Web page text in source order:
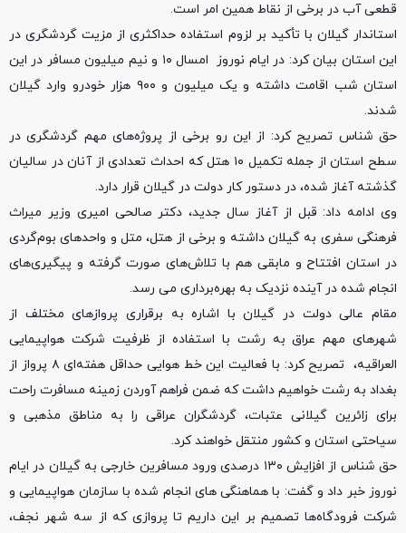
قطعی آب در برخی از نقاط همین امر است.
استاندار گیلان با تأکید بر لزوم استفاده حداکثری از مزیت گردشگری در
این استان بیان کرد: در ایام نوروز امسال ۱۰ و نیم میلیون مسافر در این
استان شب اقامت داشته و یک میلیون و ۹۰۰ هزار خودرو وارد گیلان
شدند.
حق شناس تصریح کرد: از این رو برخی از پروژه‌های مهم گردشگری در
سطح استان از جمله تکمیل ۱۰ هتل که احداث تعدادی از آنان در سالیان
گذشته آغاز شده، در دستور کار دولت در گیلان قرار دارد.
وی ادامه داد: قبل از آغاز سال جدید، دکتر صالحی امیری وزیر میراث
فرهنگی سفری به گیلان داشته و برخی از هتل، متل و واحدهای بوم‌گردی
در استان افتتاح و مابقی هم با تلاش‌های صورت گرفته و پیگیری‌های
انجام شده در آینده نزدیک به بهره‌برداری می رسد.
مقام عالی دولت در گیلان با اشاره به برقراری پروازهای مختلف از
شهرهای مهم عراق به رشت با استفاده از ظرفیت شرکت هواپیمایی
العراقیه، تصریح کرد: با فعالیت این خط هوایی حداقل هفته‌ای ۸ پرواز از
بغداد به رشت خواهیم داشت که ضمن فراهم آوردن زمینه مسافرت راحت
برای زائرین گیلانی عتبات، گردشگران عراقی را به مناطق مذهبی و
سیاحتی استان و کشور منتقل خواهند کرد.
حق شناس از افزایش ۱۳۰ درصدی ورود مسافرین خارجی به گیلان در ایام
نوروز خبر داد و گفت: با هماهنگی های انجام شده با سازمان هواپیمایی و
شرکت فرودگاه‌ها تصمیم بر این داریم تا پروازی که از سه شهر نجف،